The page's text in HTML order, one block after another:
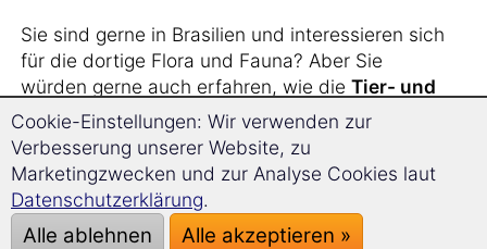
Sie sind gerne in Brasilien und interessieren sich
für die dortige Flora und Fauna? Aber Sie
würden gerne auch erfahren, wie die Tier- und
Pflanzenartenauf Brasilianisch heißen?
Sie sehen sich gernNaturfilme im Original an
und benötigen hierfür einen größeren
Wortschatz?
Cookie-Einstellungen: Wir verwenden zur
Verbesserung unserer Website, zu
Marketingzwecken und zur Analyse Cookies laut
Datenschutzerklärung.
Alle ablehnen Alle akzeptieren »